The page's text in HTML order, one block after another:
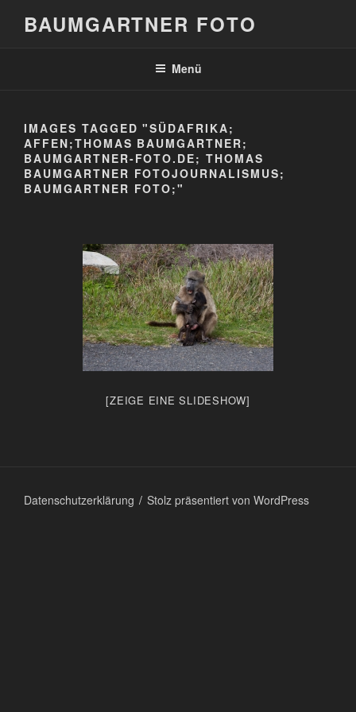
BAUMGARTNER FOTO
Menü
IMAGES TAGGED "SÜDAFRIKA;
AFFEN;THOMAS BAUMGARTNER;
BAUMGARTNER-FOTO.DE; THOMAS
BAUMGARTNER FOTOJOURNALISMUS;
BAUMGARTNER FOTO;"
[ZEIGE EINE SLIDESHOW]
Datenschutzerklärung Stolz präsentiert von WordPress